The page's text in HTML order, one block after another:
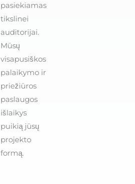
pasiekiamas
tikslinei
auditorijai.
Mūsų
visapusiškos
palaikymo ir
priežiūros
paslaugos
išlaikys
puikią jūsų
projekto
formą.